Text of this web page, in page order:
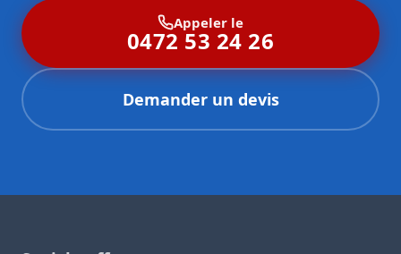
Appeler le
0472 53 24 26
Demander un devis